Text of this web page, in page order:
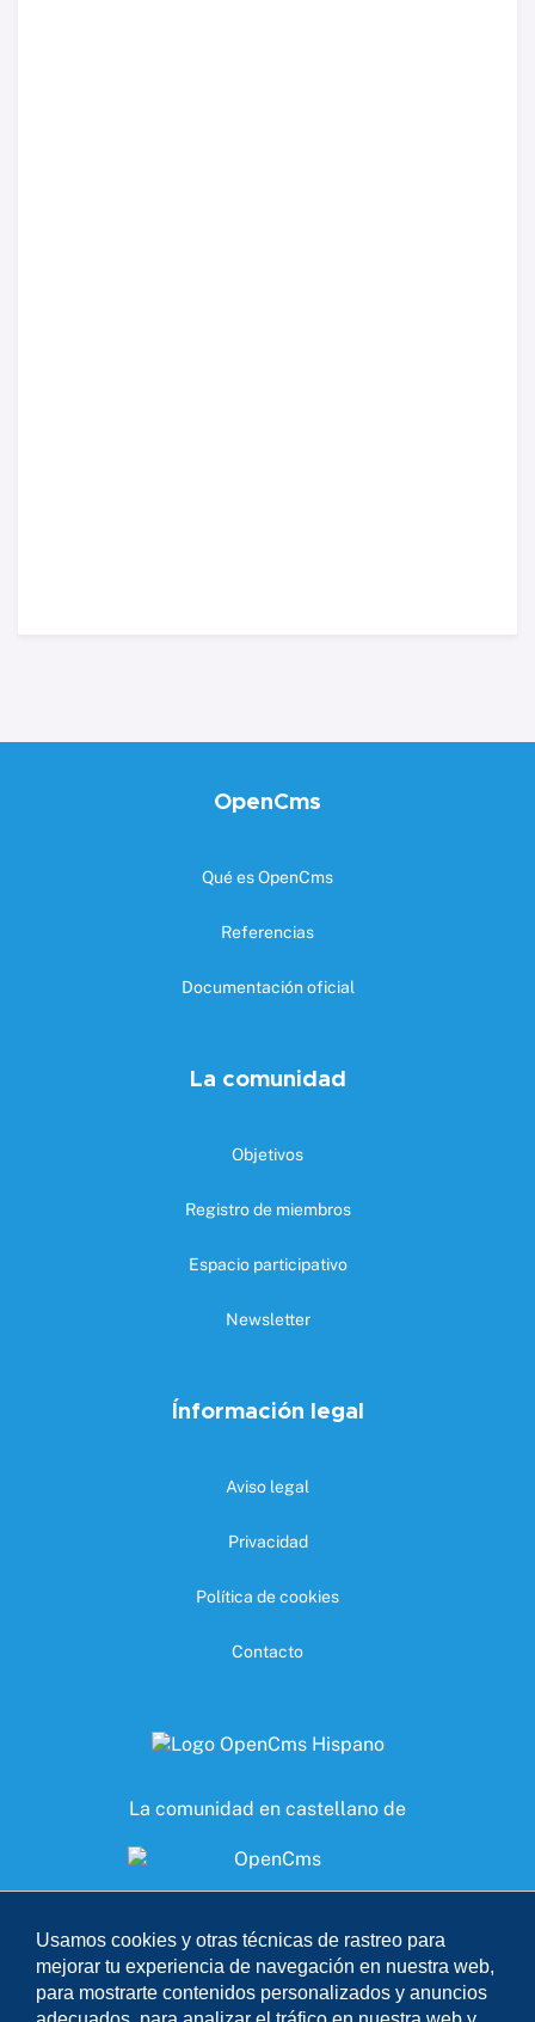
Usamos cookies y otras técnicas de rastreo para
mejorar tu experiencia de navegación en nuestra web,
para mostrarte contenidos personalizados y anuncios
La comunidad en castellano de
Accede a nuestro discord
OpenCms
Qué es OpenCms
Referencias
Documentación oficial
La comunidad
Objetivos
Registro de miembros
Espacio participativo
Newsletter
Ínformación legal
Aviso legal
Privacidad
Política de cookies
Contacto